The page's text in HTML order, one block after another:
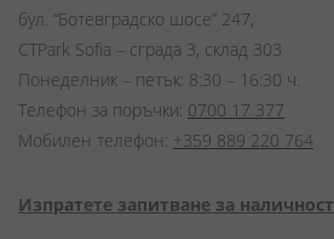
бул. “Ботевградско шосе” 247,
CTPark Sofia – сграда 3, склад 303
Понеделник – петък: 8:30 – 16:30 ч.
Телефон за поръчки: 0700 17 377
Мобилен телефон: +359 889 220 764
Изпратете запитване за наличност